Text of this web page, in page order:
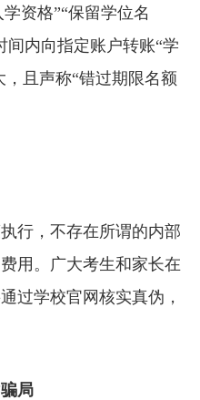
资格”“保留学位名
间内向指定账户转账“学
，且声称“错过期限名额
，不存在所谓的内部
用。广大考生和家长在
过学校官网核实真伪，
局